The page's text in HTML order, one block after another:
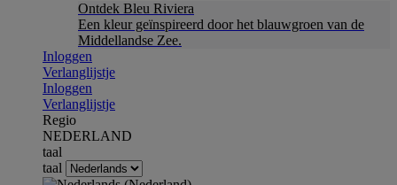
Ontdek Bleu Riviera
Een kleur geïnspireerd door het blauwgroen van de
Middellandse Zee.
Inloggen
Verlanglijstje
Inloggen
Verlanglijstje
Regio
NEDERLAND
taal
taal